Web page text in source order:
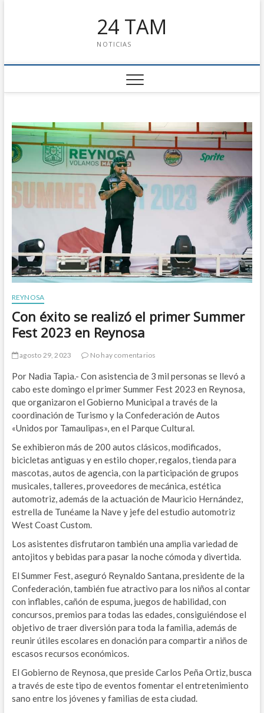
24 TAM
NOTICIAS
REYNOSA
Con éxito se realizó el primer Summer
Fest 2023 en Reynosa
agosto 29, 2023 No hay comentarios
Por Nadia Tapia.- Con asistencia de 3 mil personas se llevó a
cabo este domingo el primer Summer Fest 2023 en Reynosa,
que organizaron el Gobierno Municipal a través de la
coordinación de Turismo y la Confederación de Autos
«Unidos por Tamaulipas», en el Parque Cultural.
Se exhibieron más de 200 autos clásicos, modificados,
bicicletas antiguas y en estilo choper, regalos, tienda para
mascotas, autos de agencia, con la participación de grupos
musicales, talleres, proveedores de mecánica, estética
automotriz, además de la actuación de Mauricio Hernández,
estrella de Tunéame la Nave y jefe del estudio automotriz
West Coast Custom.
Los asistentes disfrutaron también una amplia variedad de
antojitos y bebidas para pasar la noche cómoda y divertida.
El Summer Fest, aseguró Reynaldo Santana, presidente de la
Confederación, también fue atractivo para los niños al contar
con inflables, cañón de espuma, juegos de habilidad, con
concursos, premios para todas las edades, consiguiéndose el
objetivo de traer diversión para toda la familia, además de
reunir útiles escolares en donación para compartir a niños de
escasos recursos económicos.
El Gobierno de Reynosa, que preside Carlos Peña Ortiz, busca
a través de este tipo de eventos fomentar el entretenimiento
sano entre los jóvenes y familias de esta ciudad.